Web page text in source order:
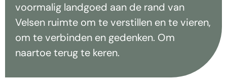
voormalig landgoed aan de rand van
Velsen ruimte om te verstillen en te vieren,
om te verbinden en gedenken. Om
naartoe terug te keren.